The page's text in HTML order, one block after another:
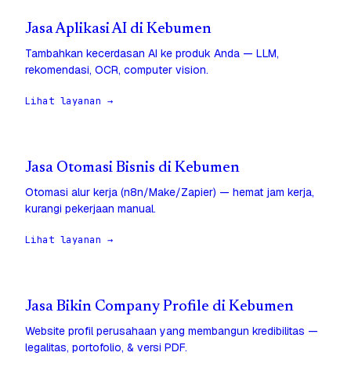
Jasa Aplikasi AI di Kebumen
Tambahkan kecerdasan AI ke produk Anda — LLM,
rekomendasi, OCR, computer vision.
Lihat layanan →
Jasa Otomasi Bisnis di Kebumen
Otomasi alur kerja (n8n/Make/Zapier) — hemat jam kerja,
kurangi pekerjaan manual.
Lihat layanan →
Jasa Bikin Company Profile di Kebumen
Website profil perusahaan yang membangun kredibilitas —
legalitas, portofolio, & versi PDF.